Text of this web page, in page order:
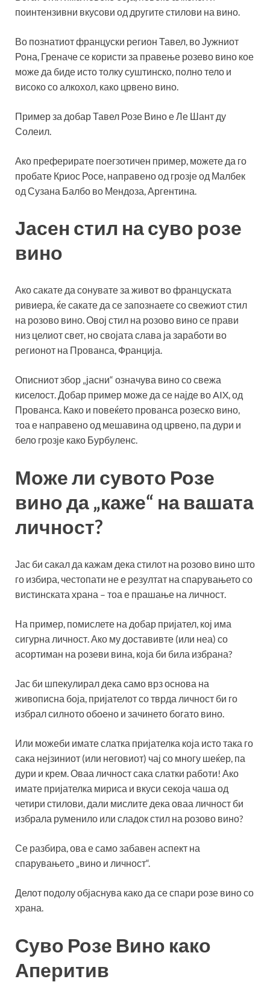
поинтензивни вкусови од другите стилови на вино.
Во познатиот француски регион Тавел, во Јужниот
Рона, Греначе се користи за правење розево вино кое
може да биде исто толку суштинско, полно тело и
високо со алкохол, како црвено вино.
Пример за добар Тавел Розе Вино е Ле Шант ду
Солеил.
Ако преферирате поегзотичен пример, можете да го
пробате Криос Росе, направено од грозје од Малбек
од Сузана Балбо во Мендоза, Аргентина.
Јасен стил на суво розе
вино
Ако сакате да сонувате за живот во француската
ривиера, ќе сакате да се запознаете со свежиот стил
на розово вино. Овој стил на розово вино се прави
низ целиот свет, но својата слава ја заработи во
регионот на Прованса, Франција.
Описниот збор „јасни“ означува вино со свежа
киселост. Добар пример може да се најде во AIX, од
Прованса. Како и повеќето прованса розеско вино,
тоа е направено од мешавина од црвено, па дури и
бело грозје како Бурбуленс.
Може ли сувото Розе
вино да „каже“ на вашата
личност?
Јас би сакал да кажам дека стилот на розово вино што
го избира, честопати не е резултат на спарувањето со
вистинската храна – тоа е прашање на личност.
На пример, помислете на добар пријател, кој има
сигурна личност. Ако му доставивте (или неа) со
асортиман на розеви вина, која би била избрана?
Јас би шпекулирал дека само врз основа на
живописна боја, пријателот со тврда личност би го
избрал силното обоено и зачинето богато вино.
Или можеби имате слатка пријателка која исто така го
сака нејзиниот (или неговиот) чај со многу шеќер, па
дури и крем. Оваа личност сака слатки работи! Ако
имате пријателка мириса и вкуси секоја чаша од
четири стилови, дали мислите дека оваа личност би
избрала руменило или сладок стил на розово вино?
Се разбира, ова е само забавен аспект на
спарувањето „вино и личност“.
Делот подолу објаснува како да се спари розе вино со
храна.
Суво Розе Вино како
Аперитив